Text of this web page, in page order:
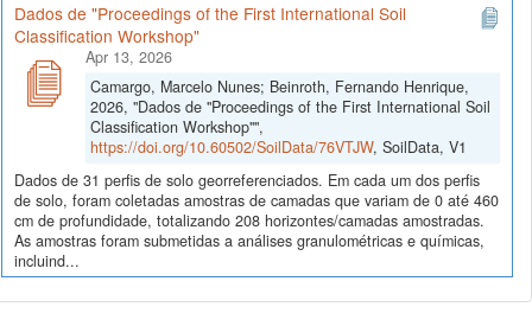
Dados de "Proceedings of the First International Soil
Classification Workshop"
Apr 13, 2026
Camargo, Marcelo Nunes; Beinroth, Fernando Henrique,
2026, "Dados de "Proceedings of the First International Soil
Classification Workshop"",
https://doi.org/10.60502/SoilData/76VTJW, SoilData, V1
Dados de 31 perfis de solo georreferenciados. Em cada um dos perfis
de solo, foram coletadas amostras de camadas que variam de 0 até 460
cm de profundidade, totalizando 208 horizontes/camadas amostradas.
As amostras foram submetidas a análises granulométricas e químicas,
incluind...